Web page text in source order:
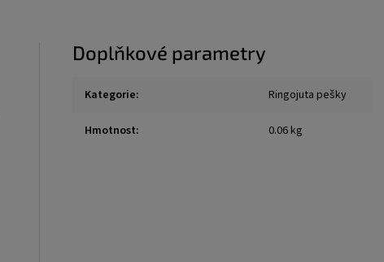
Doplňkové parametry
Kategorie: Ringojuta pešky
Hmotnost: 0.06 kg